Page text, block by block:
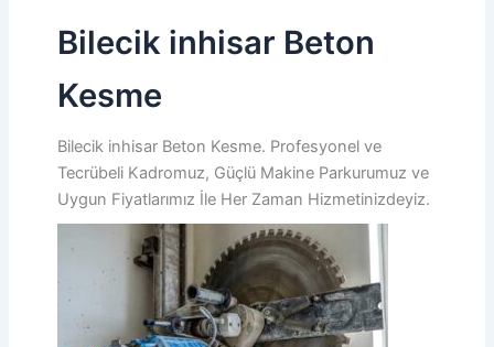
Bilecik inhisar Beton
Kesme
Bilecik inhisar Beton Kesme. Profesyonel ve
Tecrübeli Kadromuz, Güçlü Makine Parkurumuz ve
Uygun Fiyatlarımız İle Her Zaman Hizmetinizdeyiz.